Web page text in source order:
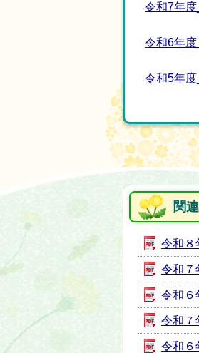
令和7年
令和6年
令和5年
関
令和８
令和７
令和６
令和７
令和６